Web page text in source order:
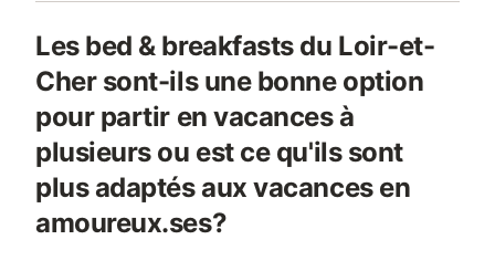
Les bed & breakfasts du Loir-et-
Cher sont-ils une bonne option
pour partir en vacances à
plusieurs ou est ce qu'ils sont
plus adaptés aux vacances en
amoureux.ses?